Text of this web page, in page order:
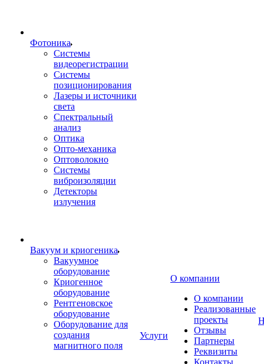
Фотоника
Cистемы
видеорегистрации
Системы
позиционирования
Лазеры и источники
света
Спектральный
анализ
Оптика
Опто-механика
Оптоволокно
Системы
виброизоляции
Детекторы
излучения
Вакуум и криогеника
Вакуумное
оборудование
Криогенное
оборудование
Рентгеновское
оборудование
Оборудование для
создания
магнитного поля
Услуги
О компании
О компании
Реализованные
проекты
Отзывы
Партнеры
Реквизиты
Контакты